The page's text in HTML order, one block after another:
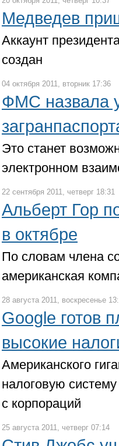
Медведев
Аккаунт
создан
04 октября 2011, вторник 17:36
ФМС назвала
Это станет
электронном
22 сентября 2011, четверг 18:31
Альберт Гор
в октябре
По словам члена
американская
28 августа 2011, воскресенье
Google готов
высокие
Американского
налоговую
с корпораций
25 августа 2011, четверг 07:14